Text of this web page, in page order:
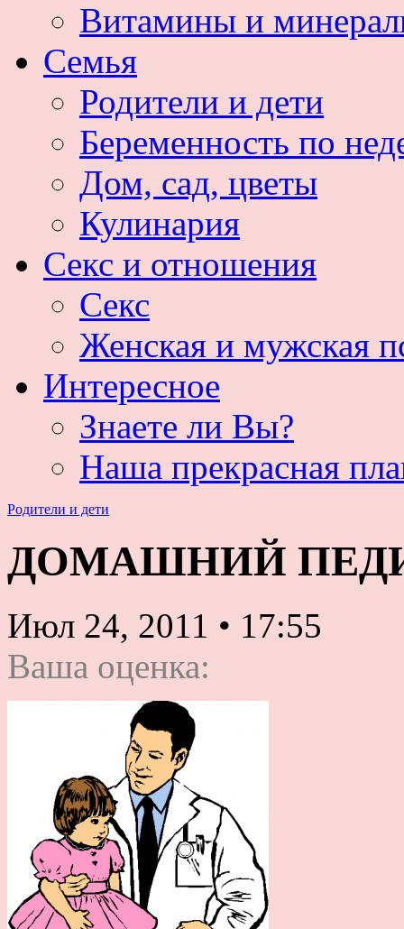
Витамины и
Семья
Родители и дети
Беременность по
Дом, сад, цветы
Кулинария
Секс и отношения
Секс
Женская и мужская
Интересное
Знаете ли Вы?
Наша прекрасная
Родители и дети
ДОМАШНИЙ
Июл 24, 2011 • 17:55
Ваша оценка: